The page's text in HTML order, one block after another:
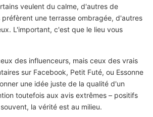
veulent du calme, d'autres de
préfèrent une terrasse ombragée, d'autres
L'important, c'est que le lieu vous
des influenceurs, mais ceux des vrais
sur Facebook, Petit Futé, ou Essonne
une idée juste de la qualité d'un
toutefois aux avis extrêmes – positifs
la vérité est au milieu.